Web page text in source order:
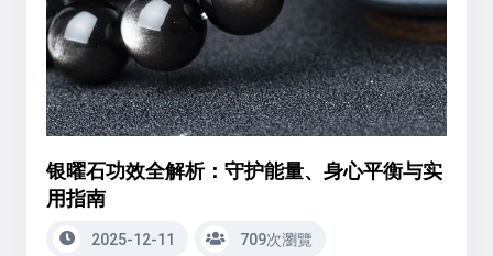
银曜石功效全解析：守护能量、身心平衡与实
用指南
2025-12-11 709次瀏覽